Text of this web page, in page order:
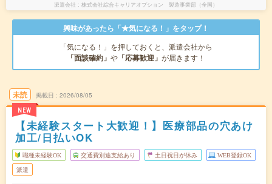
派遣会社 株式会社綜合キャリアオプション 製造事業部（全国）
興味があったら「★気になる！」をタップ！
「気になる！」を押しておくと、派遣会社から
「面談確約」 や 「応募歓迎」 が届きます！
未読
NEW
掲載日 2026/08/05
【未経験スタート大歓迎！】医療部品の穴あけ
加工/日払いOK
職種未経験OK 交通費別途支給あり 土日祝日が休み WEB登録OK
派遣